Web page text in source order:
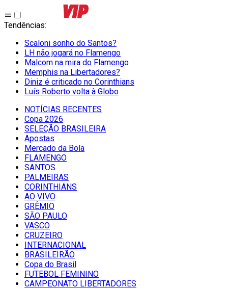
Tendências:
Scaloni sonho do Santos?
LH não jogará no Flamengo
Malcom na mira do Flamengo
Memphis na Libertadores?
Diniz é criticado no Corinthians
Luís Roberto volta à Globo
NOTÍCIAS RECENTES
Copa 2026
SELEÇÃO BRASILEIRA
Apostas
Mercado da Bola
FLAMENGO
SANTOS
PALMEIRAS
CORINTHIANS
AO VIVO
GRÊMIO
SĀO PAULO
VASCO
CRUZEIRO
INTERNACIONAL
BRASILEIRÃO
Copa do Brasil
FUTEBOL FEMININO
CAMPEONATO LIBERTADORES